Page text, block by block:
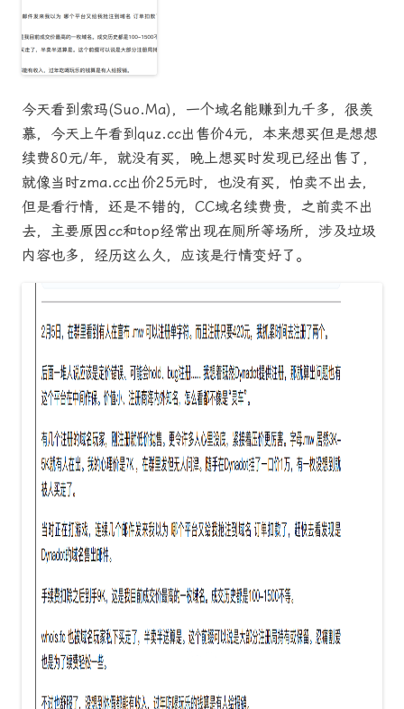
今天看到索玛(Suo.Ma)，一个域名能赚到九千多，很羡
慕，今天上午看到quz.cc出售价4元，本来想买但是想想
续费80元/年，就没有买，晚上想买时发现已经出售了，
就像当时zma.cc出价25元时，也没有买，怕卖不出去，
但是看行情，还是不错的，CC域名续费贵，之前卖不出
去，主要原因cc和top经常出现在厕所等场所，涉及垃圾
内容也多，经历这么久，应该是行情变好了。